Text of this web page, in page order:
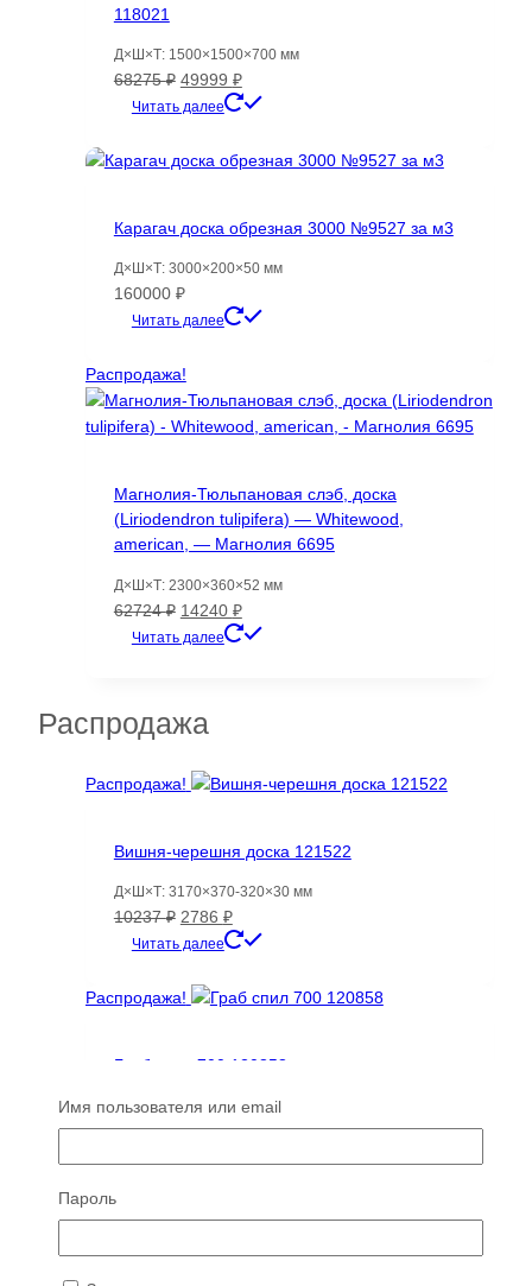
118021
Д×Ш×Т: 1500×1500×700 мм
68275₽ Первоначальная
цена
68275 ₽.
49999 ₽Текущая
цена:
Читать далее
Карагач доска обрезная 3000 №9527 за м3
Д×Ш×Т: 3000×200×50 мм
160000 ₽
Читать далее
Распродажа!
Магнолия-Тюльпановая слэб, доска
(Liriodendron tulipifera) — Whitewood,
american, — Магнолия 6695
Д×Ш×Т: 2300×360×52 мм
62724₽ Первоначальная
цена
14240 ₽Текущая
цена:
Читать далее
Распродажа
Распродажа!
Вишня-черешня доска 121522
Д×Ш×Т: 3170×370-320×30 мм
10237₽ Первоначальная
цена
10237 ₽.
2786 ₽Текущая
цена:
Читать далее
Распродажа!
Граб спил 700 120858
Д×Ш×Т: 720×580×70 мм
5286₽Первоначальная
3965₽Текущая
Имя пользователя или email
Пароль